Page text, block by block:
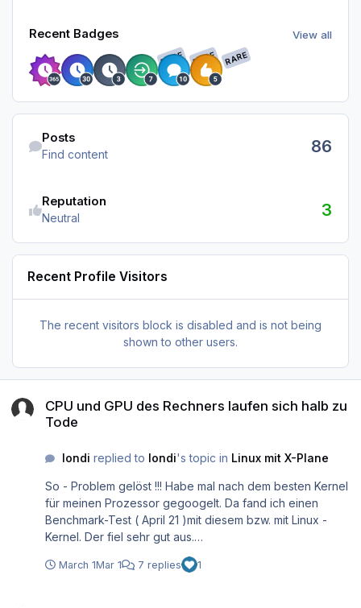
Recent Badges View all
RARE RARE RARE
Find content
Posts
Find content 86
Reputation
Neutral 3
Recent Profile Visitors
The recent visitors block is disabled and is not being
shown to other users.
CPU und GPU des Rechners laufen sich halb zu
Tode
londi replied to londi's topic in Linux mit X-Plane
So - Problem gelöst !!! Habe mal nach dem besten Kernel
für meinen Prozessor gegoogelt. Da fand ich einen
Benchmark-Test ( April 21 )mit diesem bzw. mit Linux -
Kernel. Der fiel sehr gut aus.
https://www.linuxlookup.com/review/amd_ryzen_7_5800x
_linux_benchmarks_review
March 1Mar 1 7 replies 1